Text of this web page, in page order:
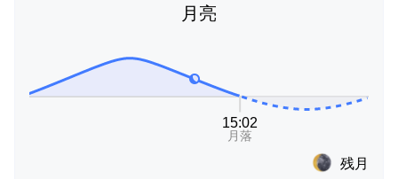
月亮
残月